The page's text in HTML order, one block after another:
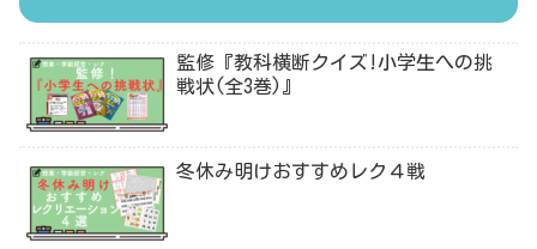
監修『教科横断クイズ!小学生への挑
戦状(全3巻)』
冬休み明けおすすめレク４戦